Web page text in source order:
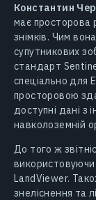
Константин
має просторова
знімків. Чим
супутникових
стандарт
спеціально для
просторовою
доступні дані з
навколоземній
До того ж
LandViewer.
знеліснення та